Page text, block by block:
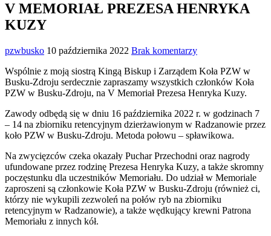
V MEMORIAŁ PREZESA HENRYKA
KUZY
pzwbusko 10 października 2022 Brak komentarzy
Wspólnie z moją siostrą Kingą Biskup i Zarządem Koła PZW w
Busku-Zdroju serdecznie zapraszamy wszystkich członków Koła
PZW w Busku-Zdroju, na V Memoriał Prezesa Henryka Kuzy.
Zawody odbędą się w dniu 16 października 2022 r. w godzinach 7
– 14 na zbiorniku retencyjnym dzierżawionym w Radzanowie przez
koło PZW w Busku-Zdroju. Metoda połowu – spławikowa.
Na zwycięzców czeka okazały Puchar Przechodni oraz nagrody
ufundowane przez rodzinę Prezesa Henryka Kuzy, a także skromny
poczęstunku dla uczestników Memoriału. Do udział w Memoriale
zaproszeni są członkowie Koła PZW w Busku-Zdroju (również ci,
którzy nie wykupili zezwoleń na połów ryb na zbiorniku
retencyjnym w Radzanowie), a także wędkujący krewni Patrona
Memoriału z innych kół.